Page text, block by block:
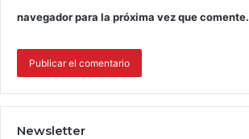
navegador para la próxima vez que comente.
Newsletter